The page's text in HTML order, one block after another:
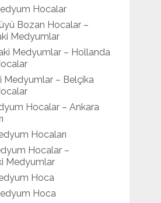
Hocalar
Bozan Hocalar –
Medyumlar
Medyumlar – Hollanda
Medyumlar – Belçika
Hocalar – Ankara
Hocaları
Hocalar –
Medyumlar
Hoca
Hoca